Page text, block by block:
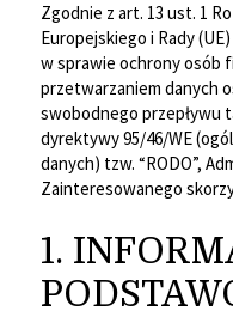
Zgodnie z art. 13 ust. 1
Europejskiego i Rady
w sprawie ochrony osób
przetwarzaniem danych
swobodnego przepływu
dyrektywy 95/46/WE
danych) tzw. “RODO”,
Zainteresowanego
1.